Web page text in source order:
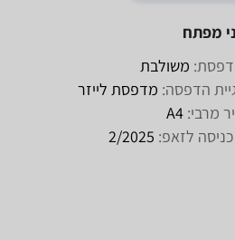
מפתח
משולבת
הדפסה: מדפסת לייזר
מרבי: A4
לזאפ: 2/2025